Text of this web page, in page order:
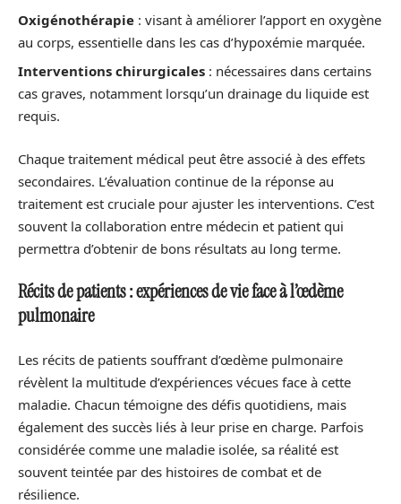
Oxigénothérapie : visant à améliorer l’apport en oxygène
au corps, essentielle dans les cas d’hypoxémie marquée.
Interventions chirurgicales : nécessaires dans certains
cas graves, notamment lorsqu’un drainage du liquide est
requis.
Chaque traitement médical peut être associé à des effets
secondaires. L’évaluation continue de la réponse au
traitement est cruciale pour ajuster les interventions. C’est
souvent la collaboration entre médecin et patient qui
permettra d’obtenir de bons résultats au long terme.
Récits de patients : expériences de vie face à l’œdème
pulmonaire
Les récits de patients souffrant d’œdème pulmonaire
révèlent la multitude d’expériences vécues face à cette
maladie. Chacun témoigne des défis quotidiens, mais
également des succès liés à leur prise en charge. Parfois
considérée comme une maladie isolée, sa réalité est
souvent teintée par des histoires de combat et de
résilience.